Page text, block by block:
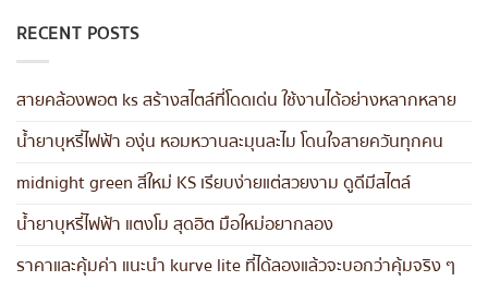
RECENT POSTS
สายคล้องพอต ks สร้างสไตล์ที่โดดเด่น ใช้งานได้อย่างหลากหลาย
น้ำยาบุหรี่ไฟฟ้า องุ่น หอมหวานละมุนละไม โดนใจสายควันทุกคน
midnight green สีใหม่ KS เรียบง่ายแต่สวยงาม ดูดีมีสไตล์
น้ำยาบุหรี่ไฟฟ้า แตงโม สุดฮิต มือใหม่อยากลอง
ราคาและคุ้มค่า แนะนำ kurve lite ที่ได้ลองแล้วจะบอกว่าคุ้มจริง ๆ